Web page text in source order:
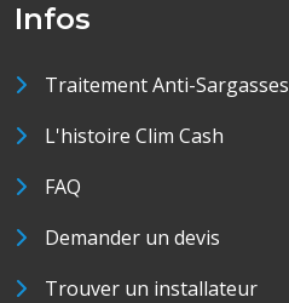
Infos
Traitement Anti-Sargasses
L'histoire Clim Cash
FAQ
Demander un devis
Trouver un installateur